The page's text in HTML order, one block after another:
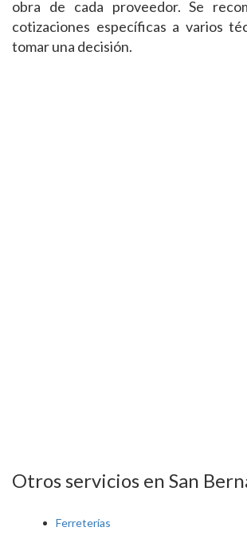
obra de cada proveedor. Se
cotizaciones específicas a varios
tomar una decisión.
Otros servicios en San
Ferreterías